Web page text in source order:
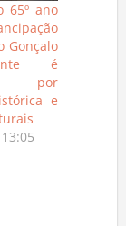
65º ano
Gonçalo
é
por
e